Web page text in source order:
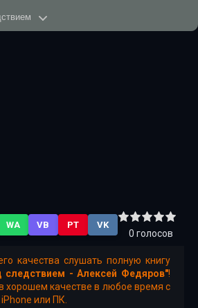
WA VB PT VK
0 голосов
качества слушать полную книгу
следствием - Алексей Федяров"!
хорошем качестве в любое время с
или ПК.